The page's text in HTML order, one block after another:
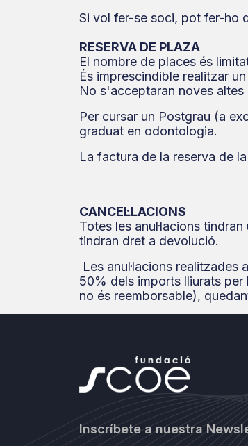
Si vol fer-se soci, pot fer-ho
RESERVA DE PLAZA
El nombre de places és
És imprescindible realitzar
No s'acceptaran noves
Per cursar un Postgrau (a
graduat en odontologia.
La factura de la reserva de
CANCEL·LACIONS
Totes les anul·lacions
tindran dret a devolució.
Les anul·lacions
50% dels imports lliurats
no és reemborsable),
Inscríbete a nuestra